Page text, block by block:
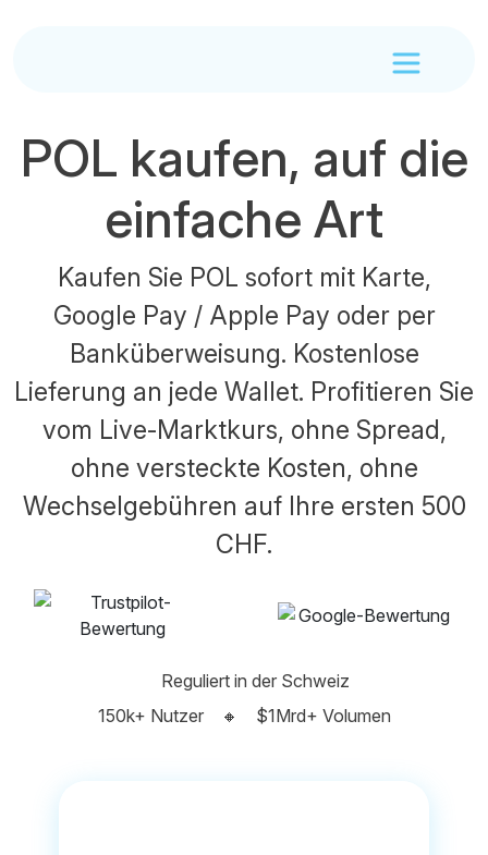
POL kaufen, auf die
einfache Art
Kaufen Sie POL sofort mit Karte,
Google Pay / Apple Pay oder per
Banküberweisung. Kostenlose
Lieferung an jede Wallet. Profitieren Sie
vom Live-Marktkurs, ohne Spread,
ohne versteckte Kosten, ohne
Wechselgebühren auf Ihre ersten 500
CHF.
Reguliert in der Schweiz
150k+ Nutzer
🔸 $1Mrd+ Volumen